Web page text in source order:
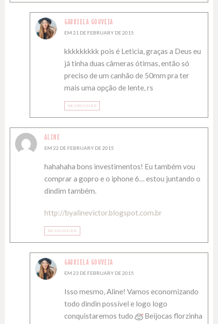
GABRIELA GOUVEIA
EM 21 DE FEBRUARY DE 2015
kkkkkkkkk pois é Leticia, graças a Deus eu
já tinha duas câmeras ótimas, então só
preciso de um canhão de 50mm pra ter
mais uma opção de lente, rs
RESPONDER
ALINE
EM 22 DE FEBRUARY DE 2015
hahahaha bons investimentos! Eu também vou
comprar a gopro e o iphone 6… estou juntando o
dindim também.
http://byalinevictor.blogspot.com.br
RESPONDER
GABRIELA GOUVEIA
EM 23 DE FEBRUARY DE 2015
Isso mesmo, Aline! Vamos economizando
todo dindin possível e logo logo
conquistaremos tudo
Beijocas florzinha